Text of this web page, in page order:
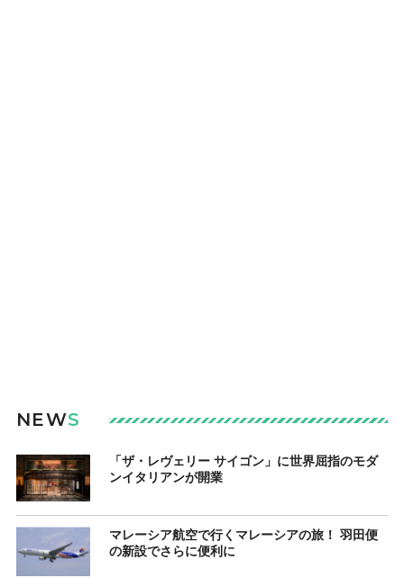
NEWS
「ザ・レヴェリー サイゴン」に世界屈指のモダ
ンイタリアンが開業
マレーシア航空で行くマレーシアの旅！ 羽田便
の新設でさらに便利に